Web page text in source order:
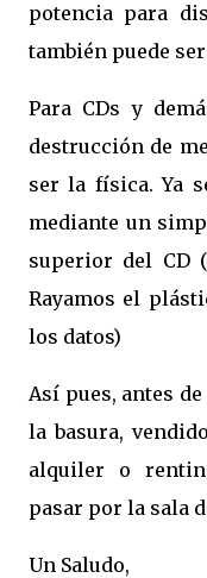
potencia para
también puede
Para CDs y
destrucción de
ser la física. Ya
mediante un
superior del CD
Rayamos el
los datos)
Así pues, antes
la basura,
alquiler o
pasar por la sala
Un Saludo,